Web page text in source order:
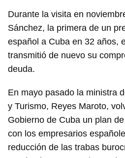
Durante la visita en
Sánchez, la primera de un
español a Cuba en 32 años,
transmitió de nuevo su
deuda.
En mayo pasado la ministra
y Turismo, Reyes Maroto,
Gobierno de Cuba un plan
con los empresarios
reducción de las trabas